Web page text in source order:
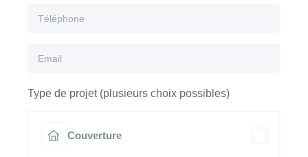
Type de projet (plusieurs choix possibles)
Couverture